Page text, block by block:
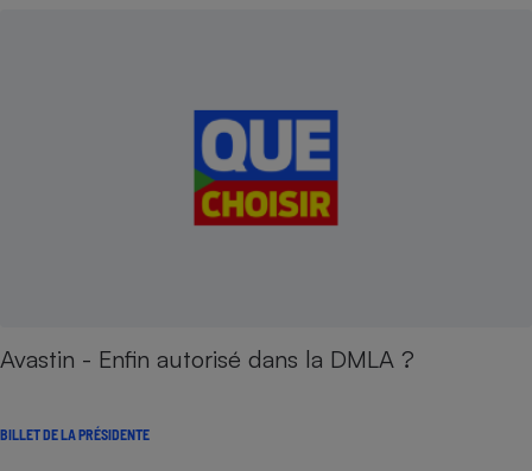
Avastin - Enfin autorisé dans la DMLA ?
BILLET DE LA PRÉSIDENTE